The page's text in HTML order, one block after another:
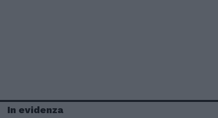
In evidenza